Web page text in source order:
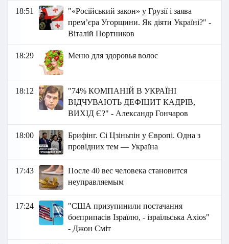
18:51
"«Російський закон» у Грузії і заява
прем’єра Угорщини. Як діяти Україні?" -
Віталій Портников
18:29 Меню для здоровья волос
18:12
"74% КОМПАНІЙ В УКРАЇНІ
ВІДЧУВАЮТЬ ДЕФІЦИТ КАДРІВ,
ВИХІД Є?" - Александр Гончаров
18:00
Брифінг. Сі Цзіньпін у Європі. Одна з
провідних тем — Україна
17:43
После 40 вес человека становится
неуправляемым
17:24
"США призупинили постачання
боєприпасів Ізраїлю, - ізраїльська Axios"
- Джон Сміт